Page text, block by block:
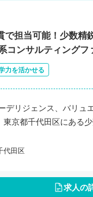
で担当可能！少数精
コンサルティングフ
力を活かせる
デリジェンス、バリュ
京都千代田区にある
代田区
求人の